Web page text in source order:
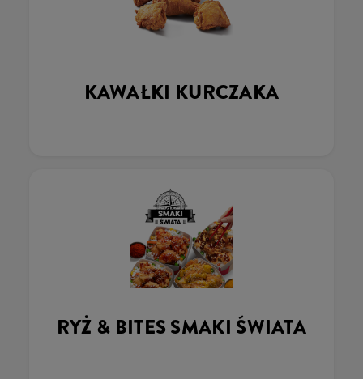
KAWAŁKI KURCZAKA
RYŻ & BITES SMAKI ŚWIATA